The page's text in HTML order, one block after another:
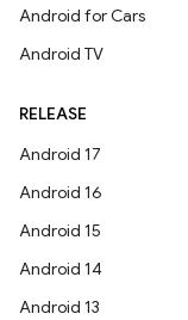
Android for Cars
Android TV
RELEASE
Android 17
Android 16
Android 15
Android 14
Android 13